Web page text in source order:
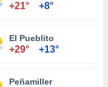
+21° +8°
El Pueblito
+29° +13°
Peñamiller